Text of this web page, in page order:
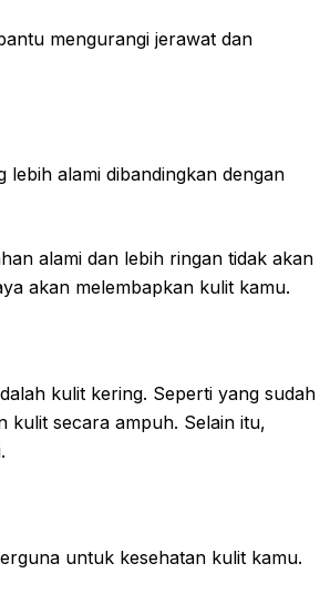
mengurangi jerawat dan
alami dibandingkan dengan
alami dan lebih ringan tidak akan
akan melembapkan kulit kamu.
kulit kering. Seperti yang sudah
kulit secara ampuh. Selain itu,
untuk kesehatan kulit kamu.